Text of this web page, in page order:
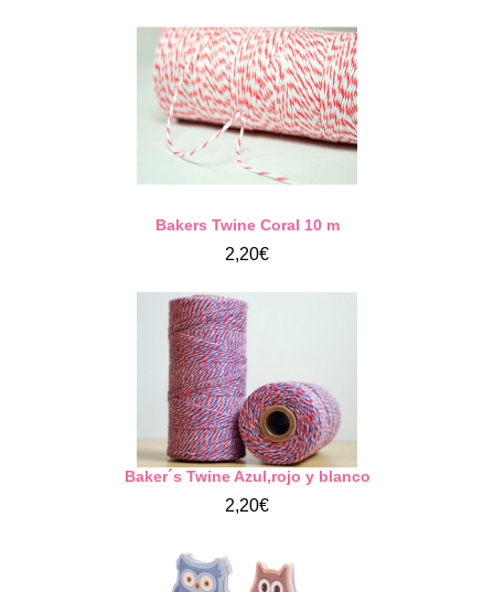
Bakers Twine Coral 10 m
2,20€
Baker´s Twine Azul,rojo y blanco
2,20€